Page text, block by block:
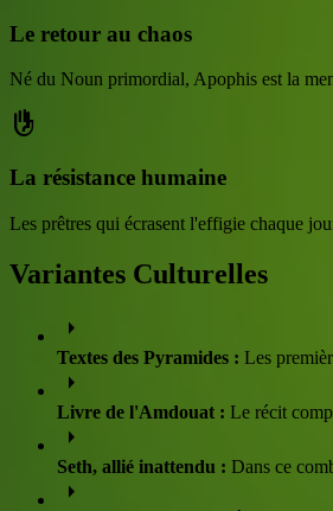
Le retour au chaos
Né du Noun primordial, Apophis est la
front_hand
La résistance humaine
Les prêtres qui écrasent l'effigie chaque
Variantes Culturelles
arrow_right
Textes des Pyramides : Les
arrow_right
Livre de l'Amdouat : Le récit
arrow_right
Seth, allié inattendu : Dans ce
arrow_right